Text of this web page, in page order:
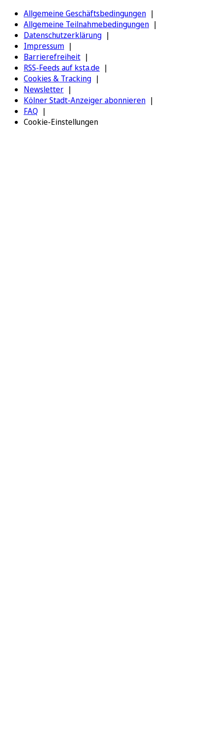
Allgemeine Geschäftsbedingungen
Allgemeine Teilnahmebedingungen
Datenschutzerklärung
Impressum
Barrierefreiheit
RSS-Feeds auf ksta.de
Cookies & Tracking
Newsletter
Kölner Stadt-Anzeiger abonnieren
FAQ
Cookie-Einstellungen